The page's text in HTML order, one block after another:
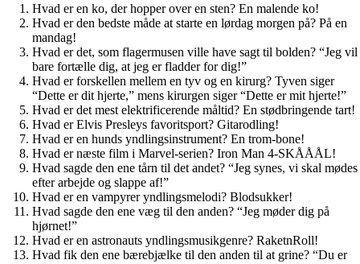
Hvad er en ko, der hopper over en sten? En malende ko!
Hvad er den bedste måde at starte en lørdag morgen på? På en
mandag!
Hvad er det, som flagermusen ville have sagt til bolden? “Jeg vil
bare fortælle dig, at jeg er fladder for dig!”
Hvad er forskellen mellem en tyv og en kirurg? Tyven siger
“Dette er dit hjerte,” mens kirurgen siger “Dette er mit hjerte!”
Hvad er det mest elektrificerende måltid? En stødbringende tart!
Hvad er Elvis Presleys favoritsport? Gitarodling!
Hvad er en hunds yndlingsinstrument? En trom-bone!
Hvad er næste film i Marvel-serien? Iron Man 4-SKÅÅÅL!
Hvad sagde den ene tårn til det andet? “Jeg synes, vi skal mødes
efter arbejde og slappe af!”
Hvad er en vampyrer yndlingsmelodi? Blodsukker!
Hvad sagde den ene væg til den anden? “Jeg møder dig på
hjørnet!”
Hvad er en astronauts yndlingsmusikgenre? RaketnRoll!
Hvad fik den ene bærebjælke til den anden til at grine? “Du er